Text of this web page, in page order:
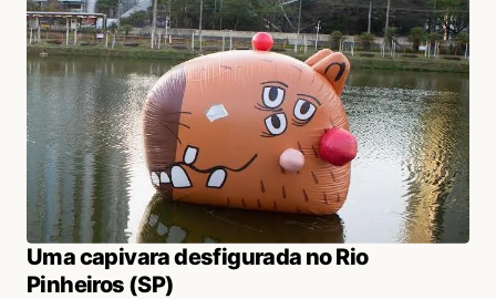
Uma capivara desfigurada no Rio
Pinheiros (SP)